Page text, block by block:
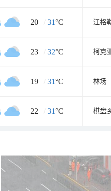
20 / 31°C 江格
23 / 32°C 柯克
19 / 31°C 林场
22 / 31°C 棋盘